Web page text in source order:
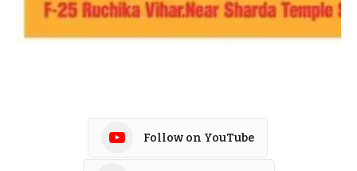
Follow on YouTube